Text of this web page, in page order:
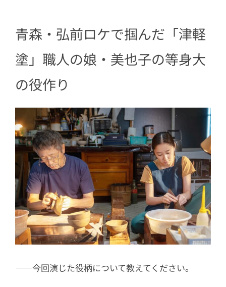
青森・弘前ロケで掴んだ「津軽
塗」職人の娘・美也子の等身大
の役作り
――今回演じた役柄について教えてください。